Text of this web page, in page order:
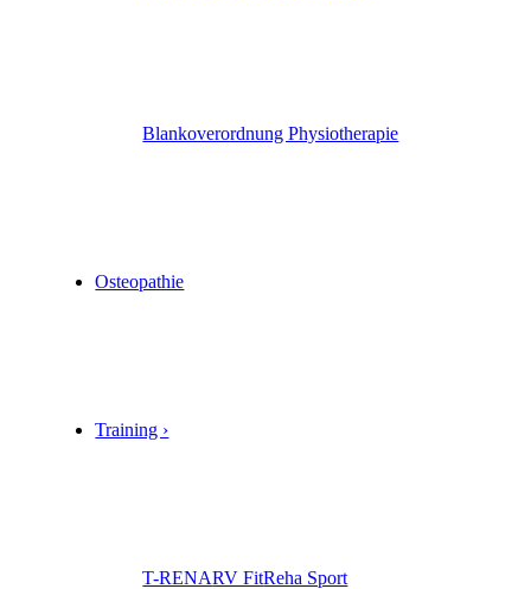
Blankoverordnung Physiotherapie
Osteopathie
Training ›
T-RENARV FitReha Sport